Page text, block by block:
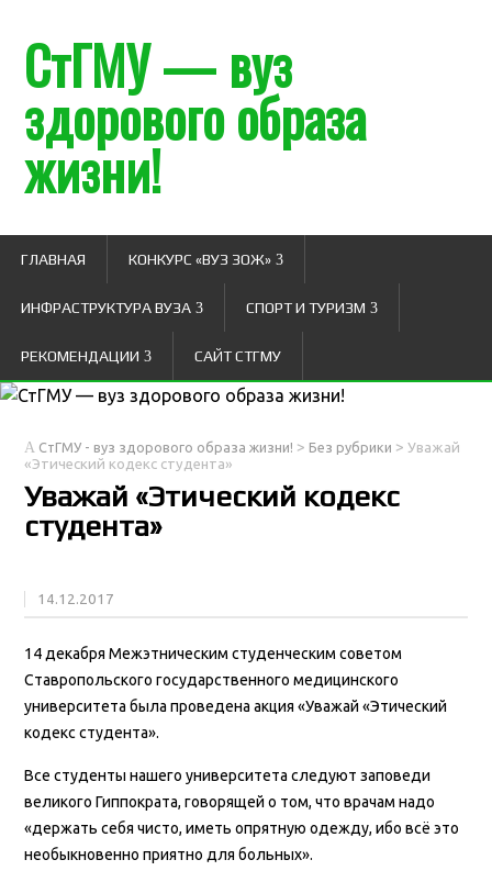
СтГМУ — вуз
здорового образа
жизни!
ГЛАВНАЯ КОНКУРС «ВУЗ ЗОЖ»
ИНФРАСТРУКТУРА ВУЗА СПОРТ И ТУРИЗМ
РЕКОМЕНДАЦИИ САЙТ СТГМУ
СтГМУ - вуз здорового образа жизни! > Без рубрики >Уважай
«Этический кодекс студента»
Уважай «Этический кодекс
студента»
14.12.2017
14 декабря Межэтническим студенческим советом
Ставропольского государственного медицинского
университета была проведена акция «Уважай «Этический
кодекс студента».
Все студенты нашего университета следуют заповеди
великого Гиппократа, говорящей о том, что врачам надо
«держать себя чисто, иметь опрятную одежду, ибо всё это
необыкновенно приятно для больных».